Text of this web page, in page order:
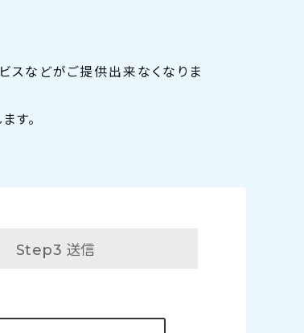
スなどがご提供出来なくなりま
す。
Step3 送信